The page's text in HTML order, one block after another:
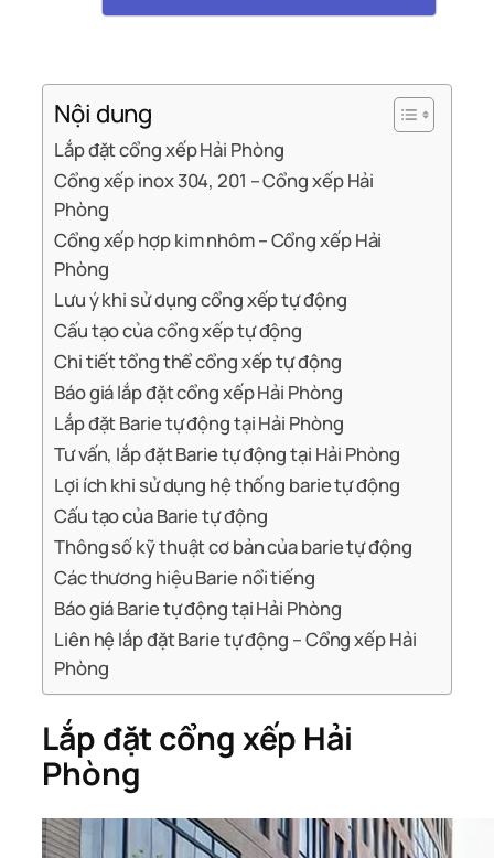
Nội dung
Lắp đặt cổng xếp Hải Phòng
Cổng xếp inox 304, 201 – Cổng xếp Hải
Phòng
Cổng xếp hợp kim nhôm – Cổng xếp Hải
Phòng
Lưu ý khi sử dụng cổng xếp tự động
Cấu tạo của cổng xếp tự động
Chi tiết tổng thể cổng xếp tự động
Báo giá lắp đặt cổng xếp Hải Phòng
Lắp đặt Barie tự động tại Hải Phòng
Tư vấn, lắp đặt Barie tự động tại Hải Phòng
Lợi ích khi sử dụng hệ thống barie tự động
Cấu tạo của Barie tự động
Thông số kỹ thuật cơ bản của barie tự động
Các thương hiệu Barie nổi tiếng
Báo giá Barie tự động tại Hải Phòng
Liên hệ lắp đặt Barie tự động – Cổng xếp Hải
Phòng
Lắp đặt cổng xếp Hải
Phòng